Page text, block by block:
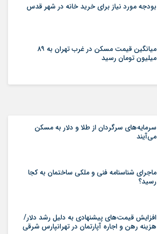
بودجه مورد نیاز برای خرید خانه در شهر قدس
میانگین قیمت مسکن در غرب تهران به ۸۹
میلیون تومان رسید
سرمایه‌های سرگردان از طلا و دلار به مسکن
می‌آیند
ماجرای شناسنامه‌ فنی و ملکی ساختمان به کجا
رسید؟
افزایش قیمت‌های پیشنهادی به دلیل رشد دلار/
هزینه رهن و اجاره آپارتمان در تهرانپارس شرقی